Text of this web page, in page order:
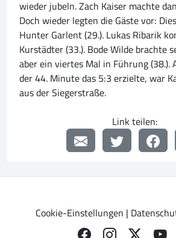
wieder jubeln. Zach Kaiser machte
Doch wieder legten die Gäste vor:
Hunter Garlent (29.). Lukas Ribarik
Kurstädter (33.). Bode Wilde brachte
aber ein viertes Mal in Führung (38.).
der 44. Minute das 5:3 erzielte, war
aus der Siegerstraße.
Link teilen:
Cookie-Einstellungen |